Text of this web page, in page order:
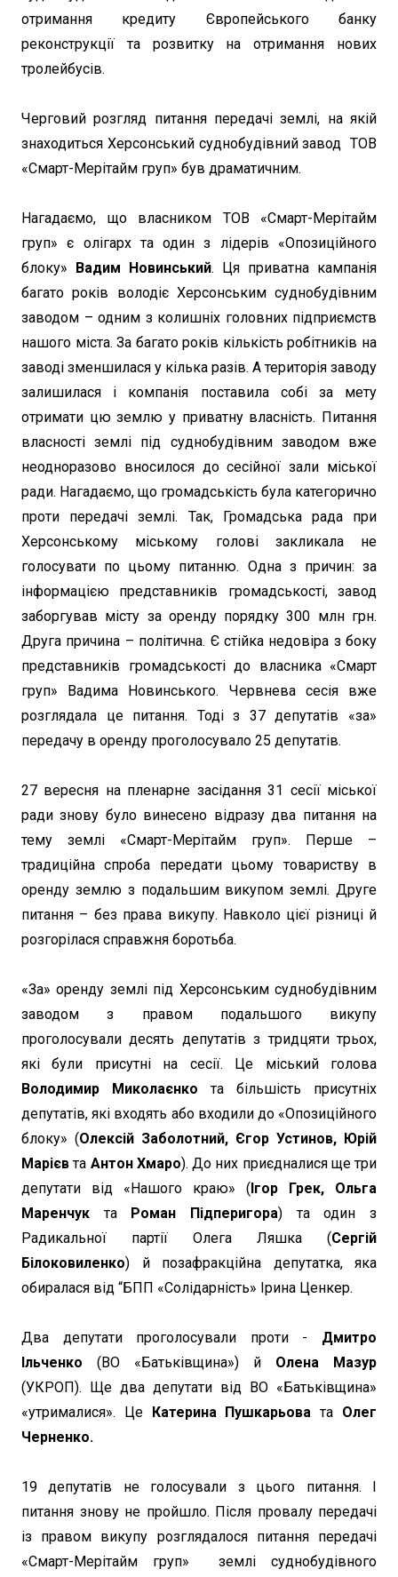
отримання кредиту Європейського банку
реконструкції та розвитку на отримання нових
тролейбусів.
Черговий розгляд питання передачі землі, на якій
знаходиться Херсонський суднобудівний завод ТОВ
«Смарт-Мерітайм груп» був драматичним.
Нагадаємо, що власником ТОВ «Смарт-Мерітайм
груп» є олігарх та один з лідерів «Опозиційного
блоку» Вадим Новинський. Ця приватна кампанія
багато років володіє Херсонським суднобудівним
заводом – одним з колишніх головних підприємств
нашого міста. За багато років кількість робітників на
заводі зменшилася у кілька разів. А територія заводу
залишилася і компанія поставила собі за мету
отримати цю землю у приватну власність. Питання
власності землі під суднобудівним заводом вже
неодноразово вносилося до сесійної зали міської
ради. Нагадаємо, що громадськість була категорично
проти передачі землі. Так, Громадська рада при
Херсонському міському голові закликала не
голосувати по цьому питанню. Одна з причин: за
інформацією представників громадськості, завод
заборгував місту за оренду порядку 300 млн грн.
Друга причина – політична. Є стійка недовіра з боку
представників громадськості до власника «Смарт
груп» Вадима Новинського. Червнева сесія вже
розглядала це питання. Тоді з 37 депутатів «за»
передачу в оренду проголосувало 25 депутатів.
27 вересня на пленарне засідання 31 сесії міської
ради знову було винесено відразу два питання на
тему землі «Смарт-Мерітайм груп». Перше –
традиційна спроба передати цьому товариству в
оренду землю з подальшим викупом землі. Друге
питання – без права викупу. Навколо цієї різниці й
розгорілася справжня боротьба.
«За» оренду землі під Херсонським суднобудівним
заводом з правом подальшого викупу
проголосували десять депутатів з тридцяти трьох,
які були присутні на сесії. Це міський голова
Володимир Миколаєнко та більшість присутніх
депутатів, які входять або входили до «Опозиційного
блоку» (Олексій Заболотний, Єгор Устинов, Юрій
Марієвта Антон Хмаро). До них приєдналися ще три
депутати від «Нашого краю» ( Ігор Грек, Ольга
МаренчуктаРоман Підперигора) та один з
Радикальної партії Олега Ляшка (Сергій
Білоковиленко) й позафракційна депутатка, яка
обиралася від “БПП «Солідарність» Ірина Ценкер.
Два депутати проголосували проти - Дмитро
Ільченко (ВО «Батьківщина») й Олена Мазур
(УКРОП). Ще два депутати від ВО «Батьківщина»
«утрималися». Це
Катерина Пушкарьовата Олег
Черненко.
19 депутатів не голосували з цього питання. І
питання знову не пройшло. Після провалу передачі
із правом викупу розглядалося питання передачі
«Смарт-Мерітайм груп» землі суднобудівного